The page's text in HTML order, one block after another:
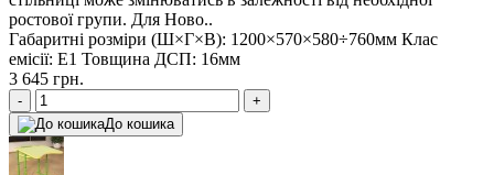
ростової групи. Для Ново..
Габаритні розміри (Ш×Г×В): 1200×570×580÷760мм Клас
емісії: Е1 Товщина ДСП: 16мм
3 645 грн.
-
+
До кошика